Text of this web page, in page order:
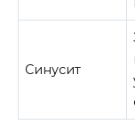
Синусит